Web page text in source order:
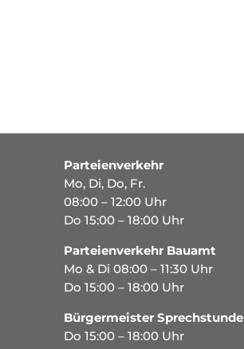
Parteienverkehr
Mo, Di, Do, Fr.
08:00 – 12:00 Uhr
Do 15:00 – 18:00 Uhr
Parteienverkehr Bauamt
Mo & Di 08:00 – 11:30 Uhr
Do 15:00 – 18:00 Uhr
Bürgermeister Sprechstunde
Do 15:00 – 18:00 Uhr